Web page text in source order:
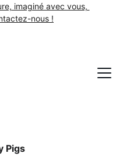
imaginé avec vous,
nous !
Pigs